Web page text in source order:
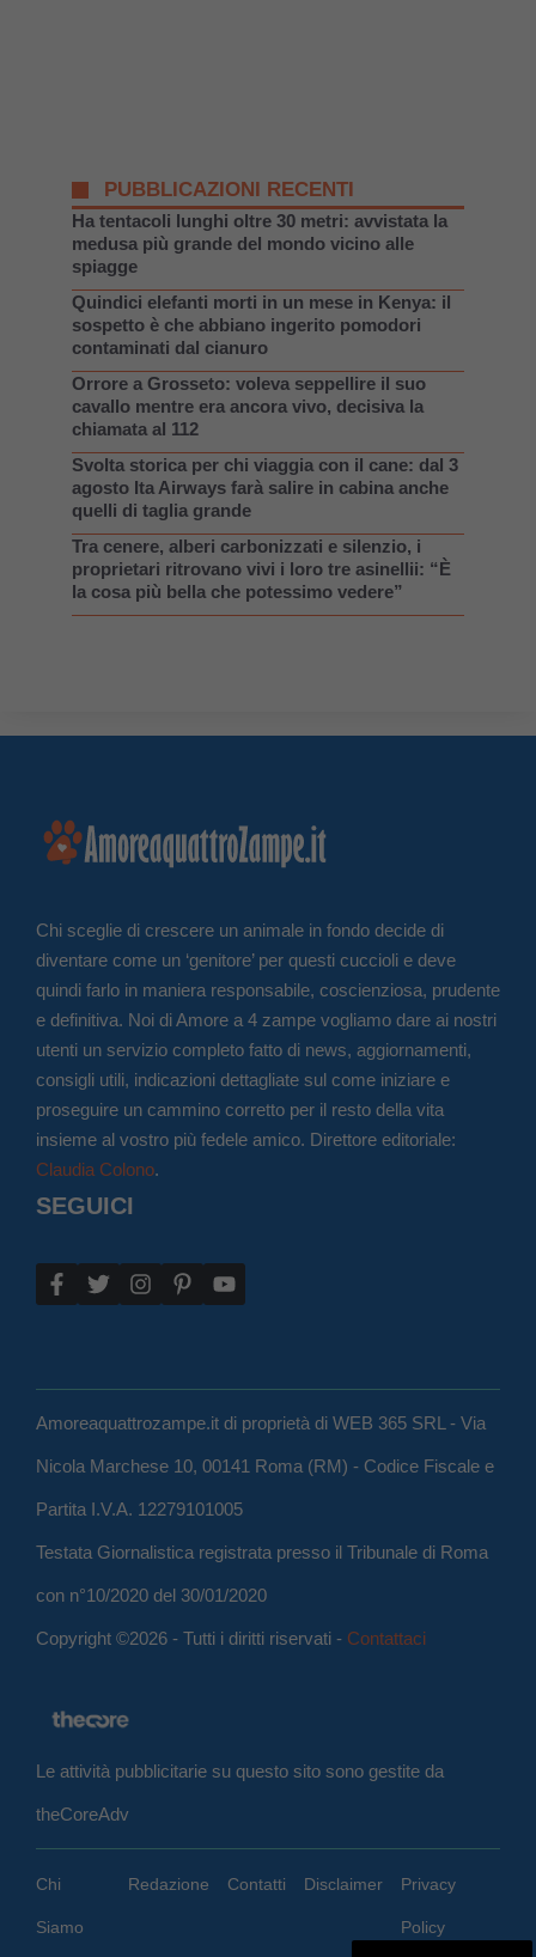
PUBBLICAZIONI RECENTI
Ha tentacoli lunghi oltre 30 metri: avvistata la
medusa più grande del mondo vicino alle
spiagge
Quindici elefanti morti in un mese in Kenya: il
sospetto è che abbiano ingerito pomodori
contaminati dal cianuro
Orrore a Grosseto: voleva seppellire il suo
cavallo mentre era ancora vivo, decisiva la
chiamata al 112
Svolta storica per chi viaggia con il cane: dal 3
agosto Ita Airways farà salire in cabina anche
quelli di taglia grande
Tra cenere, alberi carbonizzati e silenzio, i
proprietari ritrovano vivi i loro tre asinellii: “È
la cosa più bella che potessimo vedere”
Chi sceglie di crescere un animale in fondo decide di
diventare come un ‘genitore’ per questi cuccioli e deve
quindi farlo in maniera responsabile, coscienziosa, prudente
e definitiva. Noi di Amore a 4 zampe vogliamo dare ai nostri
utenti un servizio completo fatto di news, aggiornamenti,
consigli utili, indicazioni dettagliate sul come iniziare e
proseguire un cammino corretto per il resto della vita
insieme al vostro più fedele amico. Direttore editoriale:
Claudia Colono.
SEGUICI
Amoreaquattrozampe.it di proprietà di WEB 365 SRL - Via
Nicola Marchese 10, 00141 Roma (RM) - Codice Fiscale e
Partita I.V.A. 12279101005
Testata Giornalistica registrata presso il Tribunale di Roma
con n°10/2020 del 30/01/2020
Copyright ©2026 - Tutti i diritti riservati - Contattaci
Le attività pubblicitarie su questo sito sono gestite da
theCoreAdv
Chi
Siamo
Redazione Contatti Disclaimer Privacy
Policy